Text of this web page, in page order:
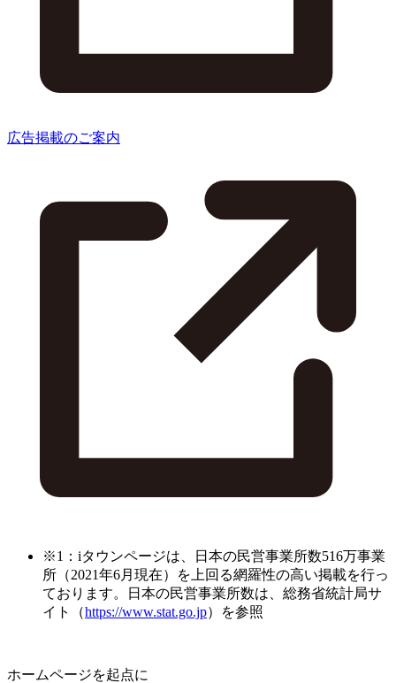
広告掲載のご案内
※1：iタウンページは、日本の民営事業所数516万事業
所（2021年6月現在）を上回る網羅性の高い掲載を行っ
ております。日本の民営事業所数は、総務省統計局サ
イト（https://www.stat.go.jp）を参照
ホームページを起点に